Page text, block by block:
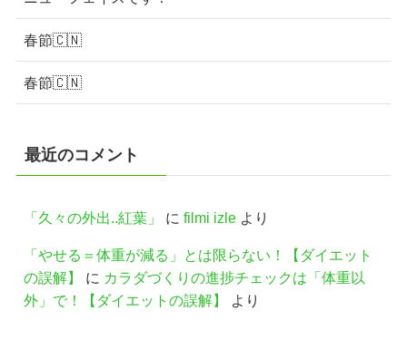
春節🇨🇳
春節🇨🇳
最近のコメント
「久々の外出..紅葉」 に filmi izleより
「やせる＝体重が減る」とは限らない！【ダイエット
の誤解】
に カラダづくりの進捗チェックは「体重以
外」で！【ダイエットの誤解】
より